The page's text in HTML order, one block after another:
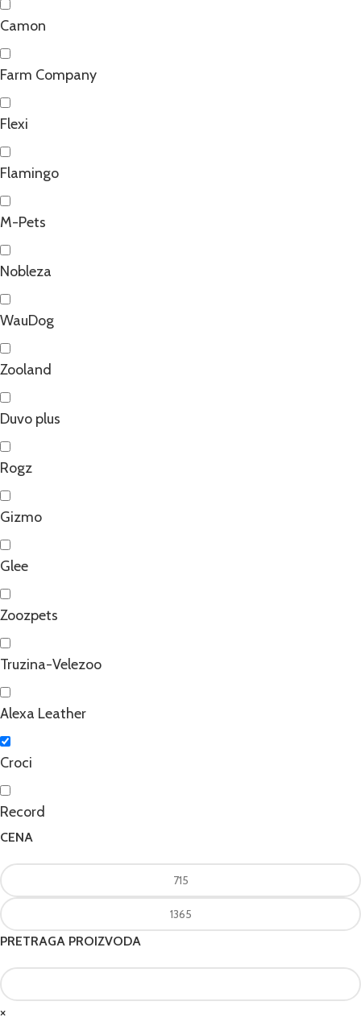
Camon
Farm Company
Flexi
Flamingo
M-Pets
Nobleza
WauDog
Zooland
Duvo plus
Rogz
Gizmo
Glee
Zoozpets
Truzina-Velezoo
Alexa Leather
Croci
Record
CENA
PRETRAGA PROIZVODA
×